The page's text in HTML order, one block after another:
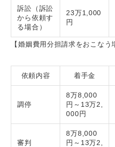
訴訟（訴訟
から依頼す
る場合）
23万1,000
円
【婚姻費用分担請求をおこなう
依頼内容 着手金
調停
8万8,000
円～13万2,
000円
審判
8万8,000
円～13万2,